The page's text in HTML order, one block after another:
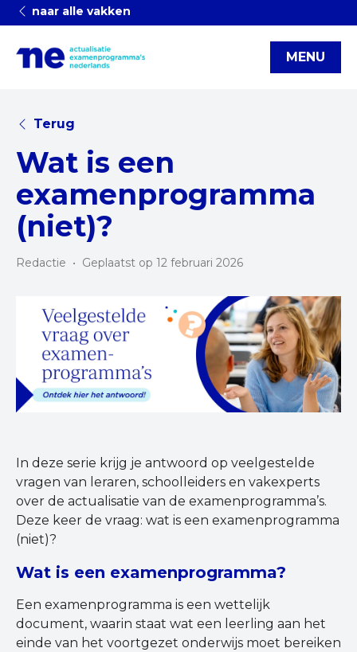
naar alle vakken
MENU
Terug
Wat is een
examenprogramma
(niet)?
Redactie • Geplaatst op 12 februari 2026
In deze serie krijg je antwoord op veelgestelde
vragen van leraren, schoolleiders en vakexperts
over de actualisatie van de examenprogramma’s.
Deze keer de vraag: wat is een examenprogramma
(niet)?
Wat is een examenprogramma?
Een examenprogramma is een wettelijk
document, waarin staat wat een leerling aan het
einde van het voortgezet onderwijs moet bereiken